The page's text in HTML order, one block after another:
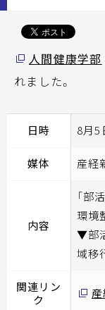
人間健康学部
れました。
日時 8月5
媒体 産経
内容
「部
環境
▼部
域移
関連リン
ク